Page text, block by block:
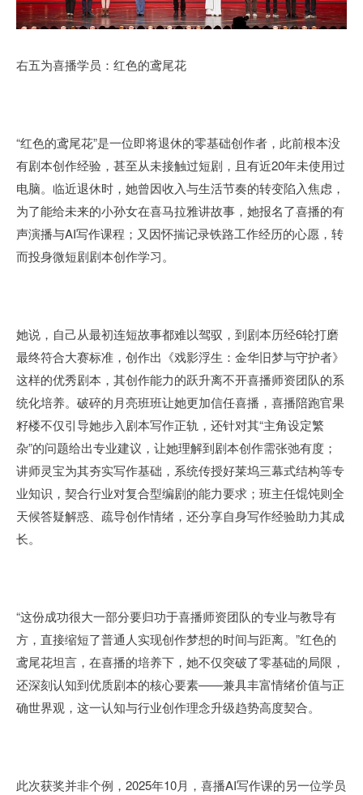
右五为喜播学员：红色的鸢尾花
“红色的鸢尾花”是一位即将退休的零基础创作者，此前根本没
有剧本创作经验，甚至从未接触过短剧，且有近20年未使用过
电脑。临近退休时，她曾因收入与生活节奏的转变陷入焦虑，
为了能给未来的小孙女在喜马拉雅讲故事，她报名了喜播的有
声演播与AI写作课程；又因怀揣记录铁路工作经历的心愿，转
而投身微短剧剧本创作学习。
她说，自己从最初连短故事都难以驾驭，到剧本历经6轮打磨
最终符合大赛标准，创作出《戏影浮生：金华旧梦与守护者》
这样的优秀剧本，其创作能力的跃升离不开喜播师资团队的系
统化培养。破碎的月亮班班让她更加信任喜播，喜播陪跑官果
籽楼不仅引导她步入剧本写作正轨，还针对其“主角设定繁
杂”的问题给出专业建议，让她理解到剧本创作需张弛有度；
讲师灵宝为其夯实写作基础，系统传授好莱坞三幕式结构等专
业知识，契合行业对复合型编剧的能力要求；班主任馄饨则全
天候答疑解惑、疏导创作情绪，还分享自身写作经验助力其成
长。
“这份成功很大一部分要归功于喜播师资团队的专业与教导有
方，直接缩短了普通人实现创作梦想的时间与距离。”红色的
鸢尾花坦言，在喜播的培养下，她不仅突破了零基础的局限，
还深刻认知到优质剧本的核心要素——兼具丰富情绪价值与正
确世界观，这一认知与行业创作理念升级趋势高度契合。
此次获奖并非个例，2025年10月，喜播AI写作课的另一位学员